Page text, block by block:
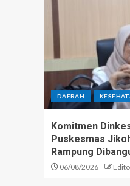
DAERAH
Komitmen
Puskesmas
Rampung
06/08/2026